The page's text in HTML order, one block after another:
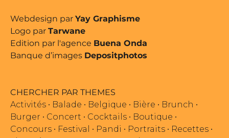
Webdesign par Yay Graphisme
Logo par Tarwane
Edition par l'agence Buena Onda
Banque d’images Depositphotos
CHERCHER PAR THEMES
Activités • Balade • Belgique • Bière • Brunch •
Burger • Concert • Cocktails • Boutique •
Concours • Festival • Pandi • Portraits • Recettes •